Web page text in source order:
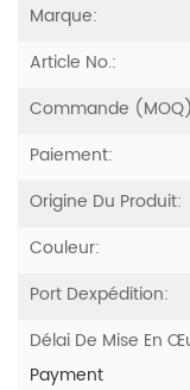
Marque:
Article No.:
Commande
Paiement:
Origine Du Produit:
Couleur:
Port Dexpédition:
Délai De Mise En
Payment